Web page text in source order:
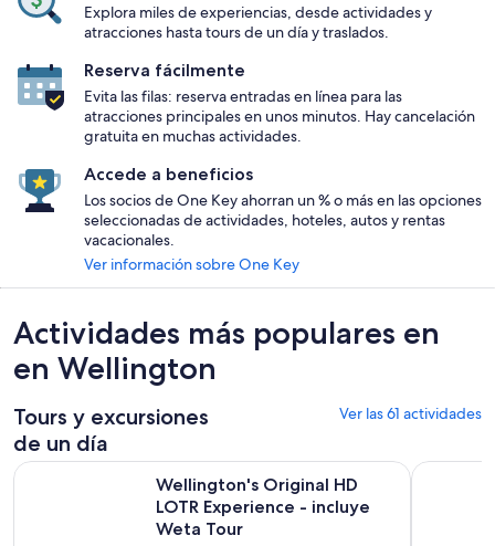
Explora miles de experiencias, desde actividades y
atracciones hasta tours de un día y traslados.
Reserva fácilmente
Evita las filas: reserva entradas en línea para las
atracciones principales en unos minutos. Hay cancelación
gratuita en muchas actividades.
Accede a beneficios
Los socios de One Key ahorran un % o más en las opciones
seleccionadas de actividades, hoteles, autos y rentas
vacacionales.
Ver información sobre One Key
Actividades más populares en
en Wellington
Tours y excursiones
de un día
Ver las 61 actividades
Wellington's Original HD
LOTR Experience - incluye
Weta Tour
Wellington's Original HD LOTR Experience - incluye Weta
Walking